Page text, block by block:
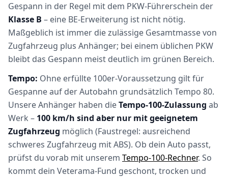
Gespann in der Regel mit dem PKW-Führerschein der
Klasse B – eine BE-Erweiterung ist nicht nötig.
Maßgeblich ist immer die zulässige Gesamtmasse von
Zugfahrzeug plus Anhänger; bei einem üblichen PKW
bleibt das Gespann meist deutlich im grünen Bereich.
Tempo: Ohne erfüllte 100er-Voraussetzung gilt für
Gespanne auf der Autobahn grundsätzlich Tempo 80.
Unsere Anhänger haben dieTempo-100-Zulassung ab
Werk – 100 km/h sind aber nur mit geeignetem
Zugfahrzeug möglich (Faustregel: ausreichend
schweres Zugfahrzeug mit ABS). Ob dein Auto passt,
prüfst du vorab mit unserem Tempo-100-Rechner. So
kommt dein Veterama-Fund geschont, trocken und